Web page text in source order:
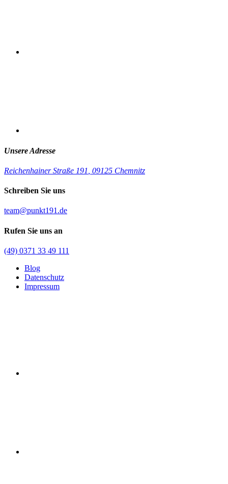
Unsere Adresse
Reichenhainer Straße 191 09125 Chemnitz
Schreiben Sie uns
team@punkt191.de
Rufen Sie uns an
(49) 0371 33 49 111
Blog
Datenschutz
Impressum